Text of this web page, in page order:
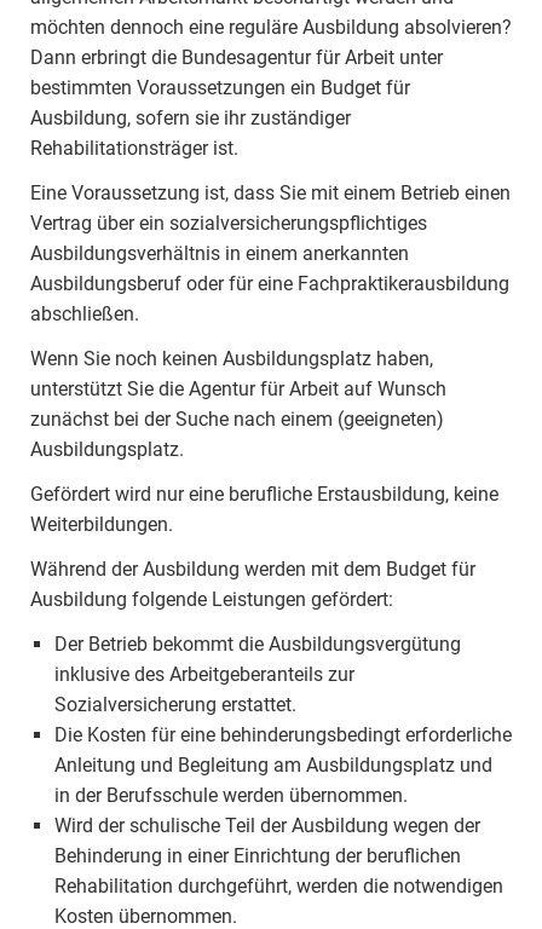
möchten dennoch eine reguläre Ausbildung absolvieren?
Dann erbringt die Bundesagentur für Arbeit unter
bestimmten Voraussetzungen ein Budget für
Ausbildung, sofern sie ihr zuständiger
Rehabilitationsträger ist.
Eine Voraussetzung ist, dass Sie mit einem Betrieb einen
Vertrag über ein sozialversicherungspflichtiges
Ausbildungsverhältnis in einem anerkannten
Ausbildungsberuf oder für eine Fachpraktikerausbildung
abschließen.
Wenn Sie noch keinen Ausbildungsplatz haben,
unterstützt Sie die Agentur für Arbeit auf Wunsch
zunächst bei der Suche nach einem (geeigneten)
Ausbildungsplatz.
Gefördert wird nur eine berufliche Erstausbildung, keine
Weiterbildungen.
Während der Ausbildung werden mit dem Budget für
Ausbildung folgende Leistungen gefördert:
Der Betrieb bekommt die Ausbildungsvergütung
inklusive des Arbeitgeberanteils zur
Sozialversicherung erstattet.
Die Kosten für eine behinderungsbedingt erforderliche
Anleitung und Begleitung am Ausbildungsplatz und
in der Berufsschule werden übernommen.
Wird der schulische Teil der Ausbildung wegen der
Behinderung in einer Einrichtung der beruflichen
Rehabilitation durchgeführt, werden die notwendigen
Kosten übernommen.